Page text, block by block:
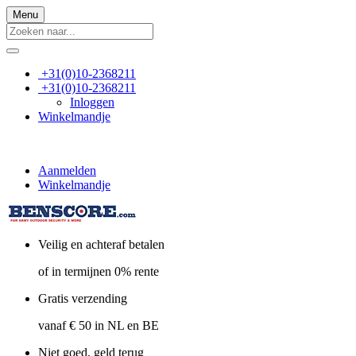
Menu
+31(0)10-2368211
+31(0)10-2368211
Inloggen
Winkelmandje
Aanmelden
Winkelmandje
Veilig en achteraf betalen
of in termijnen 0% rente
Gratis verzending
vanaf € 50 in NL en BE
Niet goed, geld terug